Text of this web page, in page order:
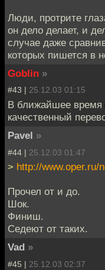
Люди, протрите
он дело делает, и
случае даже
которых пишется в
Goblin »
#43 | 25.12.03 01:15
В ближайшее время
качественный
Pavel »
#44 | 25.12.03 01:47
> http://www.oper.ru/
Прочел от и до.
Шок.
Финиш.
Седеют от таких.
Vad »
#45 | 25.12.03 02:37